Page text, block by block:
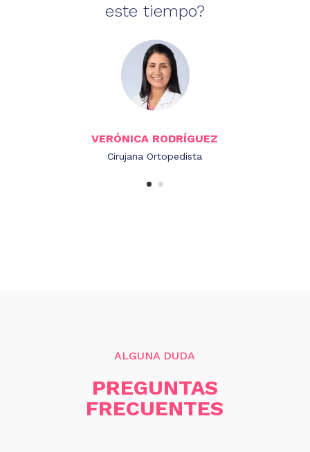
este tiempo?
VERÓNICA RODRÍGUEZ
Cirujana Ortopedista
ALGUNA DUDA
PREGUNTAS
FRECUENTES